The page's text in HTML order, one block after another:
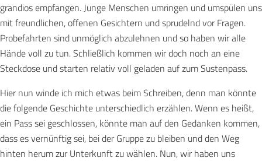
grandios empfangen. Junge Menschen umringen und umspülen uns
mit freundlichen, offenen Gesichtern und sprudelnd vor Fragen.
Probefahrten sind unmöglich abzulehnen und so haben wir alle
Hände voll zu tun. Schließlich kommen wir doch noch an eine
Steckdose und starten relativ voll geladen auf zum Sustenpass.
Hier nun winde ich mich etwas beim Schreiben, denn man könnte
die folgende Geschichte unterschiedlich erzählen. Wenn es heißt,
ein Pass sei geschlossen, könnte man auf den Gedanken kommen,
dass es vernünftig sei, bei der Gruppe zu bleiben und den Weg
hinten herum zur Unterkunft zu wählen. Nun, wir haben uns